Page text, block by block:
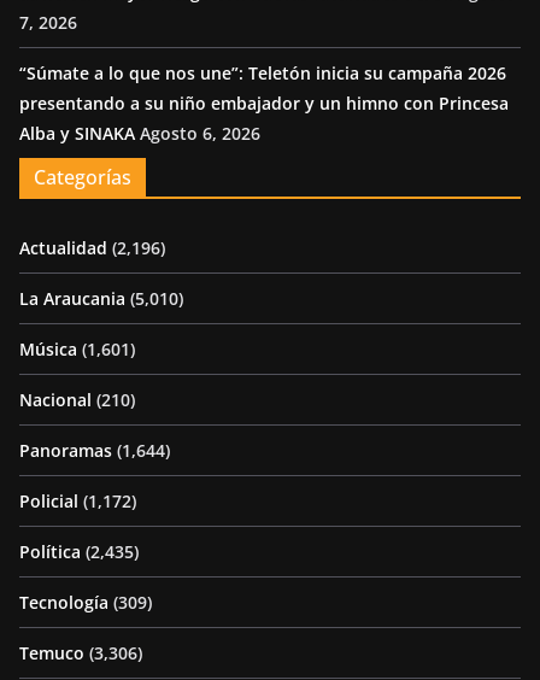
7, 2026
“Súmate a lo que nos une”: Teletón inicia su campaña 2026
presentando a su niño embajador y un himno con Princesa
Alba y SINAKA Agosto 6, 2026
Categorías
Actualidad (2,196)
La Araucania (5,010)
Música (1,601)
Nacional (210)
Panoramas (1,644)
Policial (1,172)
Política (2,435)
Tecnología (309)
Temuco (3,306)